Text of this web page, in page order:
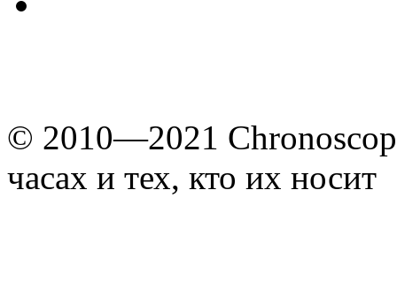
© 2010—2021
часах и тех, кто их носит